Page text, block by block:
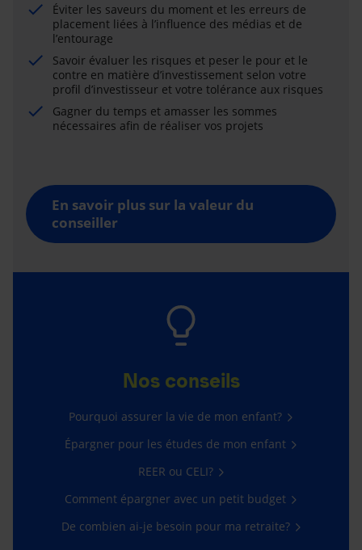
Éviter les saveurs du moment et les erreurs de
placement liées à l’influence des médias et de
l’entourage
Savoir évaluer les risques et peser le pour et le
contre en matière d’investissement selon votre
profil d’investisseur et votre tolérance aux risques
Gagner du temps et amasser les sommes
nécessaires afin de réaliser vos projets
En savoir plus sur la valeur du
conseiller
Nos conseils
Pourquoi assurer la vie de mon enfant?
Épargner pour les études de mon enfant
REER ou CELI?
Comment épargner avec un petit budget
De combien ai-je besoin pour ma retraite?